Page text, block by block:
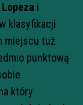
Lopeza i
klasyfikacji
miejscu tuż
punktową
który